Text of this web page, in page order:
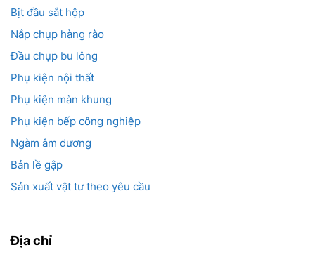
Bịt đầu sắt hộp
Nắp chụp hàng rào
Đầu chụp bu lông
Phụ kiện nội thất
Phụ kiện màn khung
Phụ kiện bếp công nghiệp
Ngàm âm dương
Bản lề gập
Sản xuất vật tư theo yêu cầu
Địa chỉ